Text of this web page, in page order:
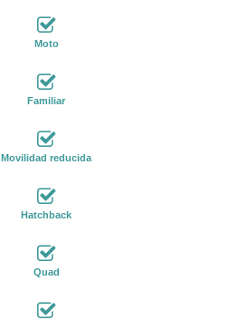
Moto
Familiar
Movilidad reducida
Hatchback
Quad